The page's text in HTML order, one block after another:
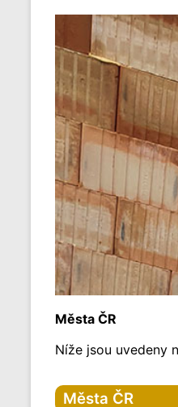
Města ČR
Níže jsou uvedeny
Města ČR